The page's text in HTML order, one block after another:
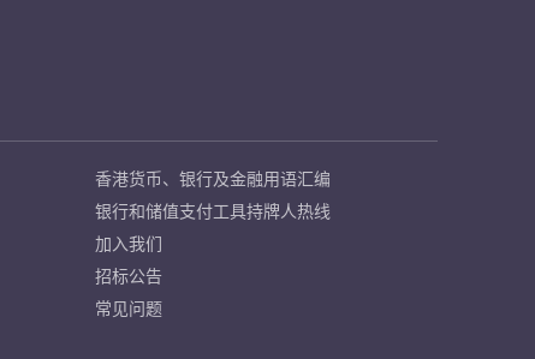
香港货币、银行及金融用语汇编
银行和储值支付工具持牌人热线
加入我们
招标公告
常见问题